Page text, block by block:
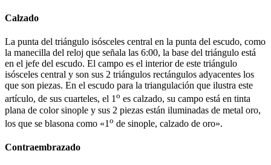
Calzado
La punta del triángulo isósceles central en la punta del escudo, como
la manecilla del reloj que señala las 6:00, la base del triángulo está
en el jefe del escudo. El campo es el interior de este triángulo
isósceles central y son sus 2 triángulos rectángulos adyacentes los
que son piezas. En el escudo para la triangulación que ilustra este
artículo, de sus cuarteles, el 1o es calzado, su campo está en tinta
plana de color sinople y sus 2 piezas están iluminadas de metal oro,
los que se blasona como «1 o de sinople, calzado de oro».
Contraembrazado